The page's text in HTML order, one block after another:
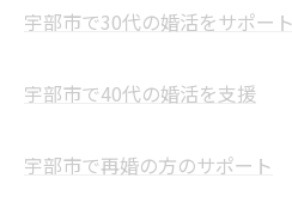
宇部市で30代の婚活をサポート
宇部市で40代の婚活を支援
宇部市で再婚の方のサポート